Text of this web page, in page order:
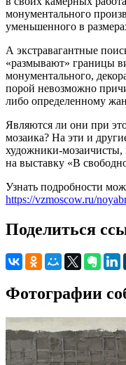
монументального
уменьшенного в
А экстравагантные
«размывают» границы
монументального,
порой невозможно
либо определенному
Являются ли они при
мозаика? На эти и
художники-мозаичисты,
на выставку «В
Узнать подробности
https://vzmoscow.ru/
Поделиться
Фотографии